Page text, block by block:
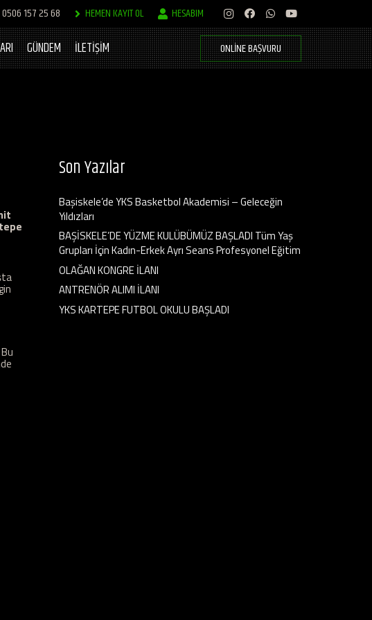
0506 157 25 68 HEMEN KAYIT OL HESABIM
GÜNDEM İLETİŞİM ONLINE BAŞVURU
Son Yazılar
Başiskele’de YKS Basketbol Akademisi – Geleceğin
Yıldızları
BAŞİSKELE’DE YÜZME KULÜBÜMÜZ BAŞLADI Tüm Yaş
Grupları İçin Kadın-Erkek Ayrı Seans Profesyonel Eğitim
OLAĞAN KONGRE İLANI
ANTRENÖR ALIMI İLANI
YKS KARTEPE FUTBOL OKULU BAŞLADI